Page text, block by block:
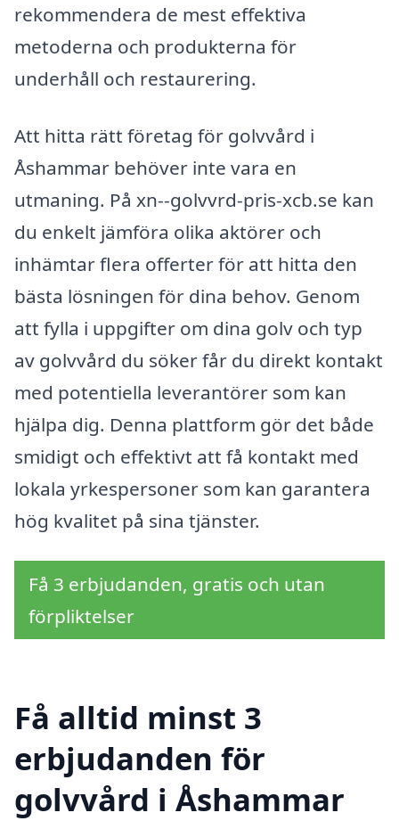
rekommendera de mest effektiva
metoderna och produkterna för
underhåll och restaurering.
Att hitta rätt företag för golvvård i
Åshammar behöver inte vara en
utmaning. På xn--golvvrd-pris-xcb.se kan
du enkelt jämföra olika aktörer och
inhämtar flera offerter för att hitta den
bästa lösningen för dina behov. Genom
att fylla i uppgifter om dina golv och typ
av golvvård du söker får du direkt kontakt
med potentiella leverantörer som kan
hjälpa dig. Denna plattform gör det både
smidigt och effektivt att få kontakt med
lokala yrkespersoner som kan garantera
hög kvalitet på sina tjänster.
Få 3 erbjudanden, gratis och utan
förpliktelser
Få alltid minst 3
erbjudanden för
golvvård i Åshammar